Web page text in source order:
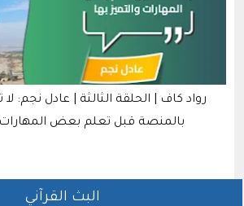
رواد كاف | الحلقة الثالثة | عادل نجم:
بالمنصة قبل تعلم بعض المهارات
البث القرآني